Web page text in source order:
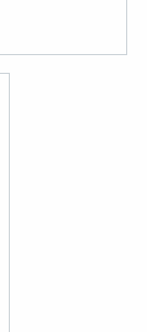
ja lume eest.
see